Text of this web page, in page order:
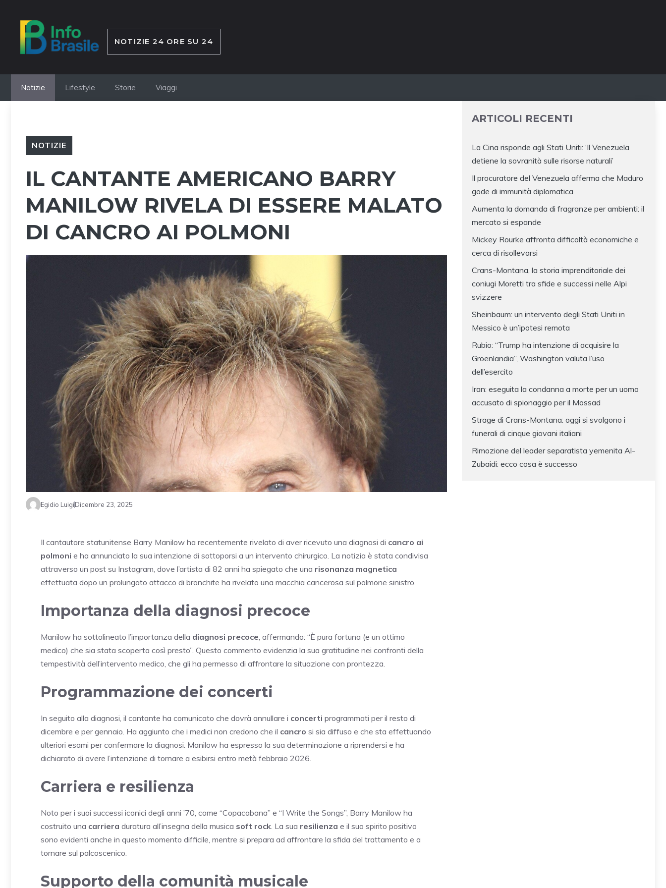
contenuto
NOTIZIE 24 ORE SU 24
Notizie Lifestyle Storie Viaggi
NOTIZIE
IL CANTANTE AMERICANO BARRY
MANILOW RIVELA DI ESSERE MALATO
DI CANCRO AI POLMONI
Egidio LuigiDicembre 23, 2025
Il cantautore statunitense Barry Manilow ha recentemente rivelato di aver ricevuto una diagnosi di cancro ai
polmoni e ha annunciato la sua intenzione di sottoporsi a un intervento chirurgico. La notizia è stata condivisa
attraverso un post su Instagram, dove l’artista di 82 anni ha spiegato che una risonanza magnetica
effettuata dopo un prolungato attacco di bronchite ha rivelato una macchia cancerosa sul polmone sinistro.
Importanza della diagnosi precoce
Manilow ha sottolineato l’importanza della diagnosi precoce, affermando: “È pura fortuna (e un ottimo
medico) che sia stata scoperta così presto”. Questo commento evidenzia la sua gratitudine nei confronti della
tempestività dell’intervento medico, che gli ha permesso di affrontare la situazione con prontezza.
Programmazione dei concerti
In seguito alla diagnosi, il cantante ha comunicato che dovrà annullare i concerti programmati per il resto di
dicembre e per gennaio. Ha aggiunto che i medici non credono che il cancro si sia diffuso e che sta effettuando
ulteriori esami per confermare la diagnosi. Manilow ha espresso la sua determinazione a riprendersi e ha
dichiarato di avere l’intenzione di tornare a esibirsi entro metà febbraio 2026.
Carriera e resilienza
Noto per i suoi successi iconici degli anni ’70, come “Copacabana” e “I Write the Songs”, Barry Manilow ha
costruito una carriera duratura all’insegna della musica soft rock. La sua resilienza e il suo spirito positivo
sono evidenti anche in questo momento difficile, mentre si prepara ad affrontare la sfida del trattamento e a
tornare sul palcoscenico.
Supporto della comunità musicale
ARTICOLI RECENTI
La Cina risponde agli Stati Uniti: ‘Il Venezuela
detiene la sovranità sulle risorse naturali’
Il procuratore del Venezuela afferma che Maduro
gode di immunità diplomatica
Aumenta la domanda di fragranze per ambienti: il
mercato si espande
Mickey Rourke affronta difficoltà economiche e
cerca di risollevarsi
Crans-Montana, la storia imprenditoriale dei
coniugi Moretti tra sfide e successi nelle Alpi
svizzere
Sheinbaum: un intervento degli Stati Uniti in
Messico è un’ipotesi remota
Rubio: “Trump ha intenzione di acquisire la
Groenlandia”, Washington valuta l’uso
dell’esercito
Iran: eseguita la condanna a morte per un uomo
accusato di spionaggio per il Mossad
Strage di Crans-Montana: oggi si svolgono i
funerali di cinque giovani italiani
Rimozione del leader separatista yemenita Al-
Zubaidi: ecco cosa è successo